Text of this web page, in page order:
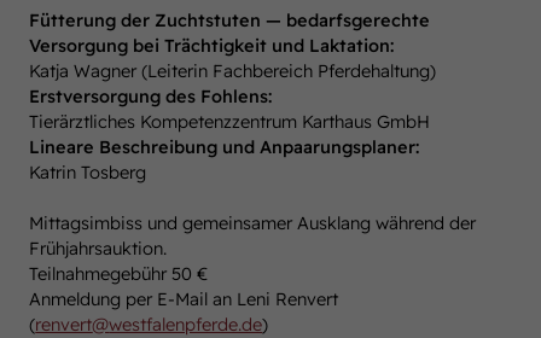
Fütterung der Zuchtstuten — bedarfsgerechte
Versorgung bei Trächtigkeit und Laktation:
Katja Wagner (Leiterin Fachbereich Pferdehaltung)
Erstversorgung des Fohlens:
Tierärztliches Kompetenzzentrum Karthaus GmbH
Lineare Beschreibung und Anpaarungsplaner:
Katrin Tosberg
Mittagsimbiss und gemeinsamer Ausklang während der
Frühjahrsauktion.
Teilnahmegebühr 50 €
Anmeldung per E-Mail an Leni Renvert
(renvert@westfalenpferde.de)